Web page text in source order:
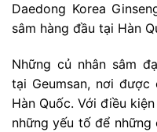
Daedong Korea
sâm hàng đầu tại Hàn
Những củ nhân sâm
tại Geumsan, nơi được
Hàn Quốc. Với điều
những yếu tố để